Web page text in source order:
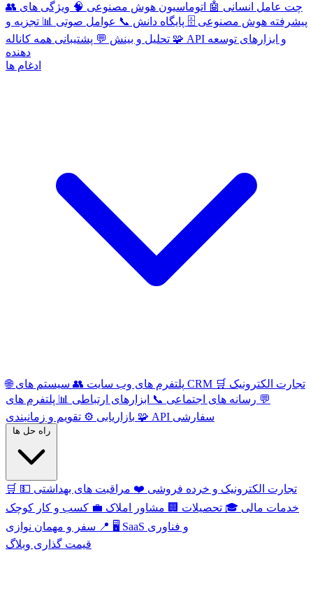
👥 چت عامل انسانی 🤖 اتوماسیون هوش مصنوعی 🧠 ویژگی های
پیشرفته هوش مصنوعی 🗄️ پایگاه دانش 📞 عوامل صوتی 📊 تجزیه و
تحلیل و بینش 💬 🧩 API و ابزارهای توسعه
دهنده
ادغام ها
🌐 پلتفرم های وب سایت 👥 سیستم های CRM 🛒 تجارت الکترونیک
💬 رسانه های اجتماعی 📞 ابزارهای ارتباطی 📊 پلتفرم های
بازاریابی ⚙️ 🧩 API سفارشی
🛒 تجارت الکترونیک و خرده فروشی ❤️ مراقبت های بهداشتی 💵
خدمات مالی 🎓 تحصیلات 🏢 مشاور املاک 💼 کسب و کار کوچک
📍 🖥️
SaaS و فناوری
قیمت گذاری وبلاگ